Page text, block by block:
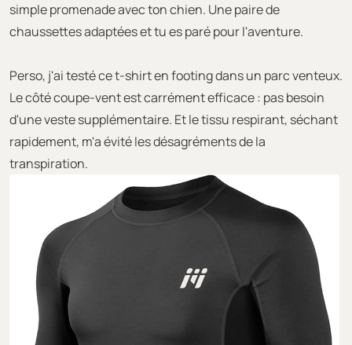
simple promenade avec ton chien. Une paire de
chaussettes adaptées et tu es paré pour l'aventure.
Perso, j'ai testé ce t-shirt en footing dans un parc venteux.
Le côté coupe-vent est carrément efficace : pas besoin
d'une veste supplémentaire. Et le tissu respirant, séchant
rapidement, m'a évité les désagréments de la
transpiration.